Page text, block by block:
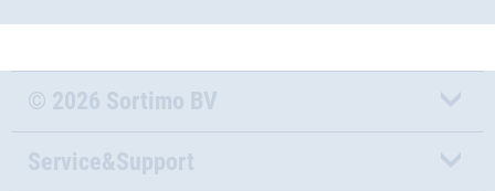
© 2026 Sortimo BV
Service&Support